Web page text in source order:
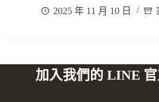
2025 年 11 月 10 日
加入我們的 LINE